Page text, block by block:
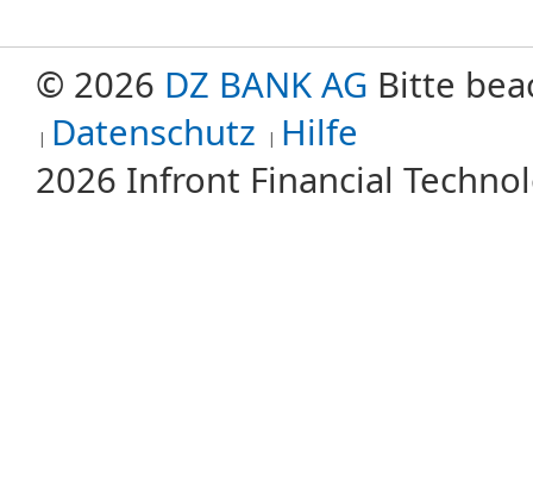
© 2026 DZ BANK AG Bitte
Datenschutz Hilfe
2026 Infront Financial